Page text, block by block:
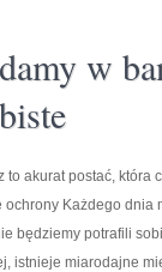
w
to akurat postać, która
Każdego dnia
będziemy potrafili
istnieje miarodajne